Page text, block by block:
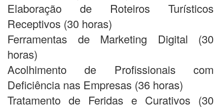
Elaboração de Roteiros Turísticos
Receptivos (30 horas)
Ferramentas de Marketing Digital (30
horas)
Acolhimento de Profissionais com
Deficiência nas Empresas (36 horas)
Tratamento de Feridas e Curativos (30